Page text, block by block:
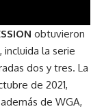
obtuvieron
incluida la serie
dos y tres. La
de 2021,
de WGA,